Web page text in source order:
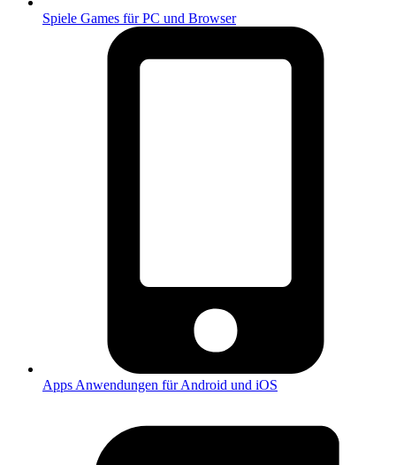
Spiele Games für PC und Browser
Apps Anwendungen für Android und iOS